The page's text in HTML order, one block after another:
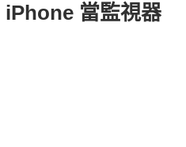
當監視器